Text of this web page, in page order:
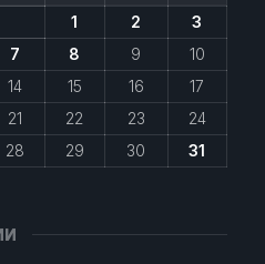
1
2
3
7 8 9
10
14 15 16
17
21 22 23
24
28 29 30
31